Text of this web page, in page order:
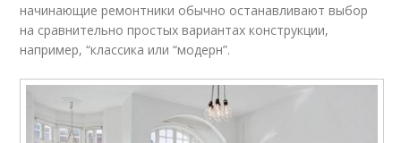
начинающие ремонтники обычно останавливают выбор
на сравнительно простых вариантах конструкции,
например, “классика или “модерн”.